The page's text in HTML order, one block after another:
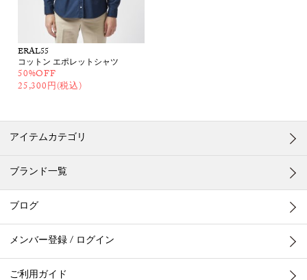
ERAL55
コットン エポレットシャツ
50%OFF
25,300円(税込)
アイテムカテゴリ
ブランド一覧
ブログ
メンバー登録 / ログイン
ご利用ガイド